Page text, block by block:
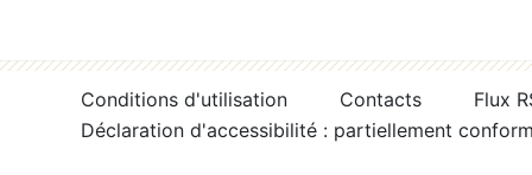
Conditions d'utilisation Contacts
Flux
Déclaration d'accessibilité : partiellement